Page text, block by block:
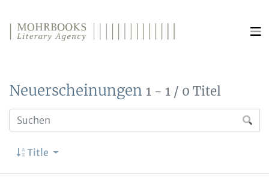
Neuerscheinungen 1 - 1 / 0 Titel
Title